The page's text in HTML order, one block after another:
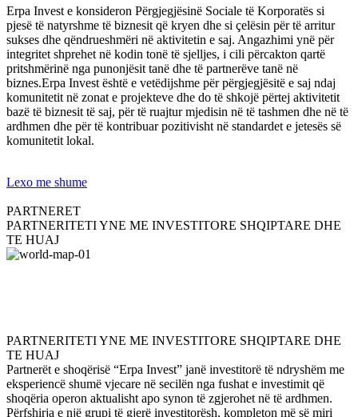
Erpa Invest e konsideron Përgjegjësinë Sociale të Korporatës si
pjesë të natyrshme të biznesit që kryen dhe si çelësin për të arritur
sukses dhe qëndrueshmëri në aktivitetin e saj. Angazhimi ynë për
integritet shprehet në kodin tonë të sjelljes, i cili përcakton qartë
pritshmërinë nga punonjësit tanë dhe të partnerëve tanë në
biznes.Erpa Invest është e vetëdijshme për përgjegjësitë e saj ndaj
komunitetit në zonat e projekteve dhe do të shkojë përtej aktivitetit
bazë të biznesit të saj, për të ruajtur mjedisin në të tashmen dhe në të
ardhmen dhe për të kontribuar pozitivisht në standardet e jetesës së
komunitetit lokal.
Lexo me shume
PARTNERET
PARTNERITETI YNE ME INVESTITORE SHQIPTARE DHE
TE HUAJ
PARTNERITETI YNE ME INVESTITORE SHQIPTARE DHE
TE HUAJ
Partnerët e shoqërisë “Erpa Invest” janë investitorë të ndryshëm me
eksperiencë shumë vjecare në secilën nga fushat e investimit që
shoqëria operon aktualisht apo synon të zgjerohet në të ardhmen.
Përfshirja e një grupi të gjerë investitorësh, kompleton më së miri